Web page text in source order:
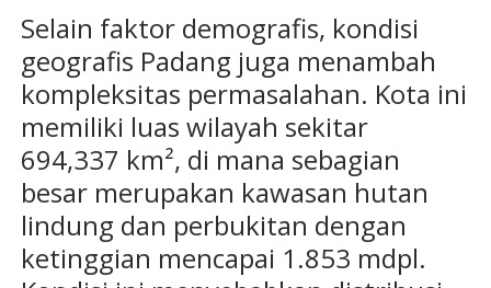
Selain faktor demografis, kondisi
geografis Padang juga menambah
kompleksitas permasalahan. Kota ini
memiliki luas wilayah sekitar
694,337 km², di mana sebagian
besar merupakan kawasan hutan
lindung dan perbukitan dengan
ketinggian mencapai 1.853 mdpl.